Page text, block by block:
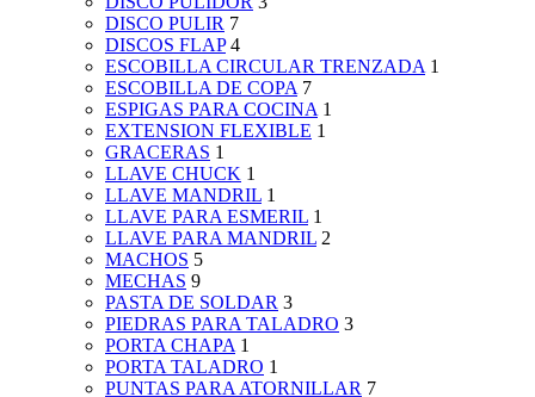
DISCO PULIR 7
DISCOS FLAP 4
ESCOBILLA CIRCULAR TRENZADA 1
ESCOBILLA DE COPA 7
ESPIGAS PARA COCINA 1
EXTENSION FLEXIBLE 1
GRACERAS 1
LLAVE CHUCK 1
LLAVE MANDRIL 1
LLAVE PARA ESMERIL 1
LLAVE PARA MANDRIL 2
MACHOS 5
MECHAS 9
PASTA DE SOLDAR 3
PIEDRAS PARA TALADRO 3
PORTA CHAPA 1
PORTA TALADRO 1
PUNTAS PARA ATORNILLAR 7